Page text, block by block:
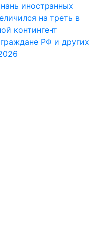
иностранных
на треть в
контингент
РФ и других